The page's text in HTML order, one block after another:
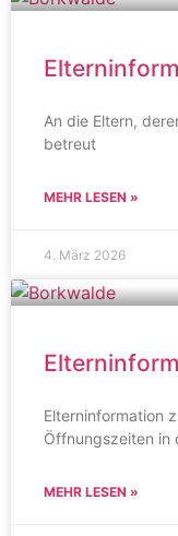
An die Eltern,
betreut
MEHR LESEN »
4. März 2026
Elterninformation
Öffnungszeiten in
MEHR LESEN »